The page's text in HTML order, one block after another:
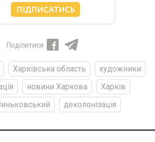
Поділитися
Харківська область
художники
новини Харкова
Харків
деколонізація